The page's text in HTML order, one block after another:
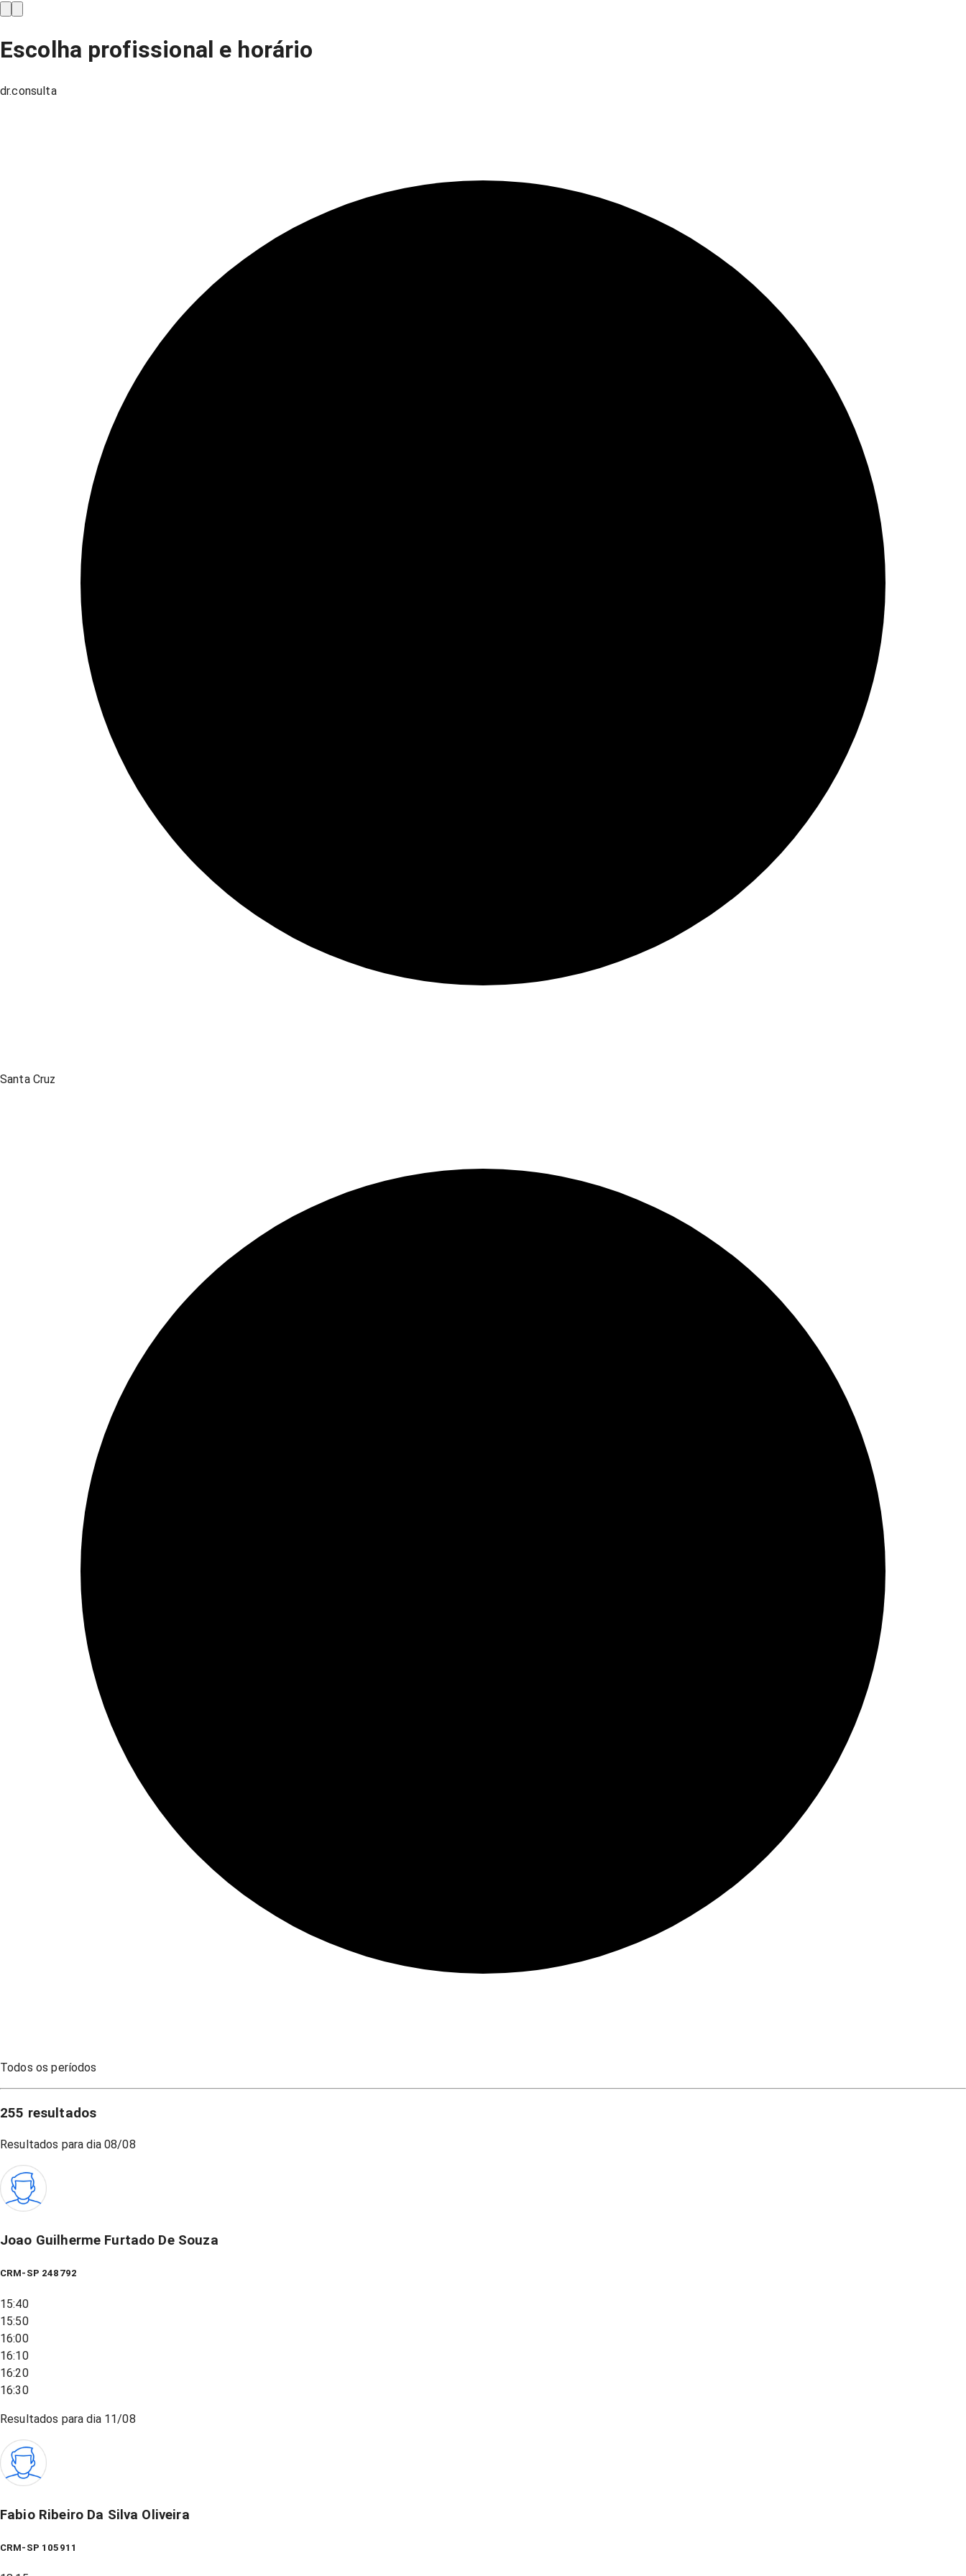
Escolha profissional e horário
dr.consulta
Santa Cruz
Todos os períodos
255 resultados
Resultados para dia08/08
Joao Guilherme Furtado De Souza
CRM-SP 248792
15:40
15:50
16:00
16:10
16:20
16:30
Resultados para dia 11/08
Fabio Ribeiro Da Silva Oliveira
CRM-SP 105911